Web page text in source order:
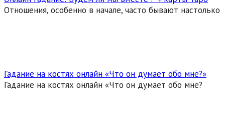
Отношения, особенно в начале, часто бывают настолько
Гадание на костях онлайн «Что он думает обо мне?»
Гадание на костях онлайн «Что он думает обо мне?